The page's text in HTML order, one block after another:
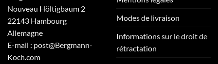
Nouveau Höltigbaum 2
22143 Hambourg
Allemagne
E-mail : post@Bergmann-
Koch.com
Modes de livraison
Informations sur le droit de
rétractation